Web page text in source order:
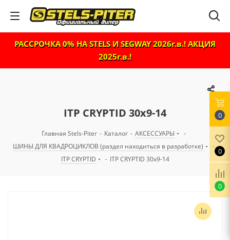
РАССРОЧКА 0% НА STELS И SEGWAY 2026г.в.! АКЦИЯ
2025г.в.!
ITP CRYPTID 30x9-14
Главная Stels-Piter - Каталог - АКСЕССУАРЫ
-
ШИНЫ ДЛЯ КВАДРОЦИКЛОВ (раздел находиться в разработке)
-
ITP CRYPTID
- ITP CRYPTID 30x9-14
0
0
0